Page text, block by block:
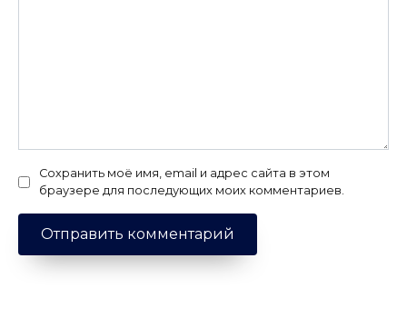
Сохранить моё имя, email и адрес сайта в этом
браузере для последующих моих комментариев.